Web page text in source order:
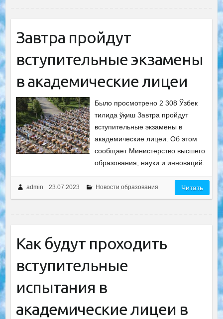
Завтра пройдут
вступительные экзамены
в академические лицеи
Было просмотрено 2 308 Ўзбек
тилида ўқиш Завтра пройдут
вступительные экзамены в
академические лицеи. Об этом
сообщает Министерство высшего
образования, науки и инноваций.
admin 23.07.2023 Новости образования Читать
Как будут проходить
вступительные
испытания в
академические лицеи в